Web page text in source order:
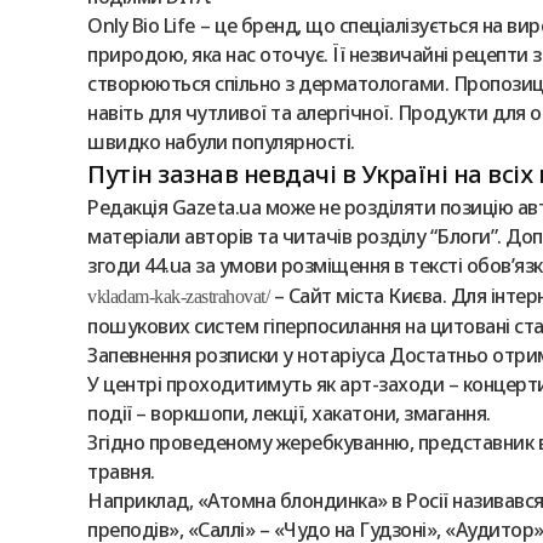
Only Bio Life – це бренд, що спеціалізується на
природою, яка нас оточує. Її незвичайні рецепти
створюються спільно з дерматологами.
навіть для чутливої ​​та алергічної. Продукти для
швидко набули популярності.
Путін зазнав невдачі в Україні на
Редакція Gazeta.ua може не розділяти позицію
матеріали авторів та читачів розділу “Блоги”.
згоди 44.ua за умови розміщення в тексті
vkladam-kak-zastrahovat/– Сайт міста Києва. Для
пошукових систем гіперпосилання на цитовані
Запевнення розписки у нотаріуса Достатньо
У центрі проходитимуть як арт-заходи –
події – воркшопи, лекції, хакатони, змагання.
Згідно проведеному жеребкуванню, представник
травня.
Наприклад, «Атомна блондинка» в Росії
преподів», «Саллі» – «Чудо на Гудзоні»,